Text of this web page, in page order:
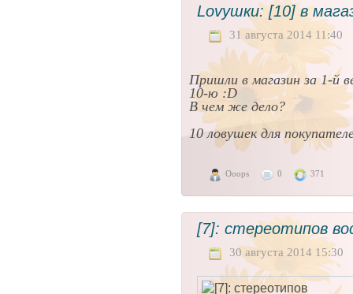
Lovушки: [10] в
31 августа 2014 11:40
Пришли в магазин за 1-й
10-ю :D
В чем же дело?
10 ловушек для
Ooops 0 371
[7]: стереотипов
30 августа 2014 15:30